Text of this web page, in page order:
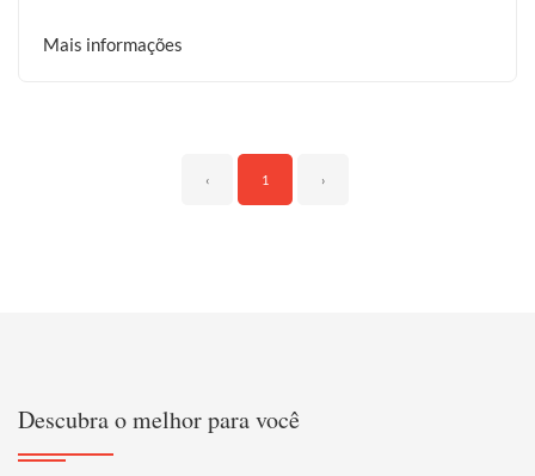
Mais informações
‹ 1 ›
Descubra o melhor para você